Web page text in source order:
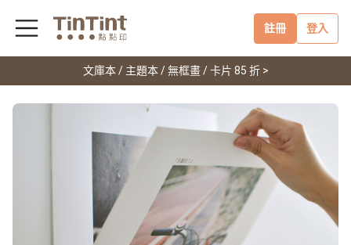
註冊 登入
文庫本 / 主題本 / 無框畫 / 卡片 85 折 >